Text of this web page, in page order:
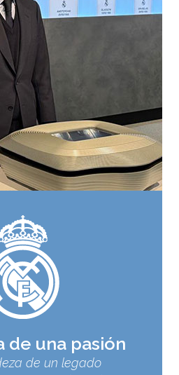
de una pasión
de un legado